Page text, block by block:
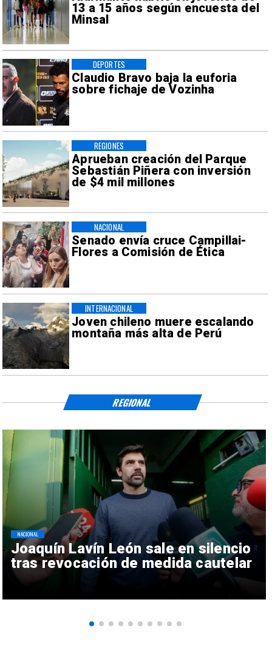
13 a 15 años según encuesta del
Minsal
Claudio Bravo baja la euforia
sobre fichaje de Vozinha
DEPORTES
Aprueban creación del Parque
Sebastián Piñera con inversión
de $4 mil millones
REGIONES
Senado envía cruce Campillai-
Flores a Comisión de Ética
NACIONAL
Joven chileno muere escalando
montaña más alta de Perú
INTERNACIONAL
Joaquín Lavín León sale en silencio
tras revocación de medida cautelar
NACIONAL
REGIONAL